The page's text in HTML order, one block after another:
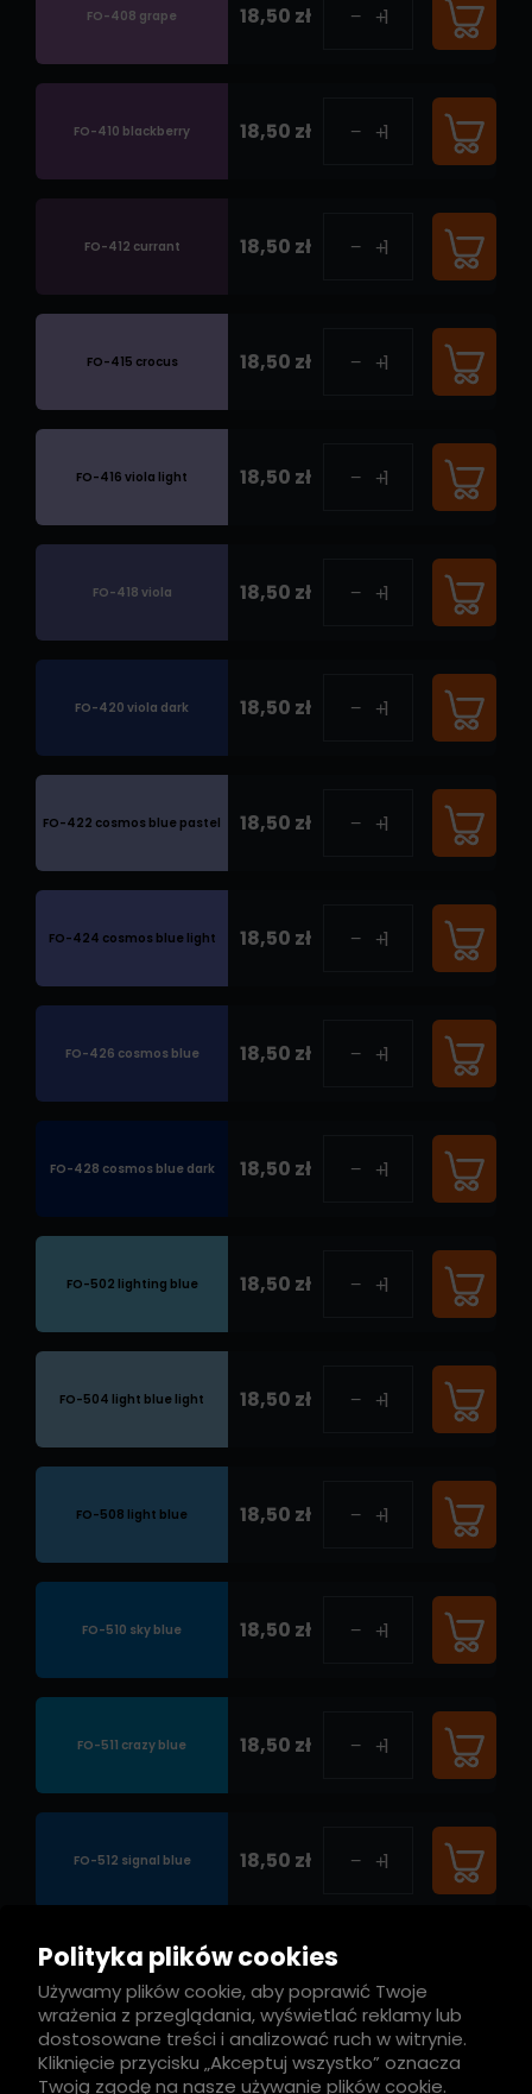
FO-408 grape 18,50 zł
FO-410 blackberry 18,50 zł
FO-412 currant 18,50 zł
FO-415 crocus 18,50 zł
FO-416 viola light 18,50 zł
FO-418 viola 18,50 zł
FO-420 viola dark 18,50 zł
FO-422 cosmos blue pastel 18,50 zł
FO-424 cosmos blue light 18,50 zł
FO-426 cosmos blue 18,50 zł
FO-428 cosmos blue dark 18,50 zł
FO-502 lighting blue 18,50 zł
FO-504 light blue light 18,50 zł
FO-508 light blue 18,50 zł
FO-510 sky blue 18,50 zł
FO-511 crazy blue 18,50 zł
FO-512 signal blue 18,50 zł
FO-514 true blue
Polityka plików cookies
Używamy plików cookie, aby poprawić Twoje
wrażenia z przeglądania, wyświetlać reklamy lub
dostosowane treści i analizować ruch w witrynie.
Kliknięcie przycisku „Akceptuj wszystko” oznacza
Twoją zgodę na nasze używanie plików cookie.